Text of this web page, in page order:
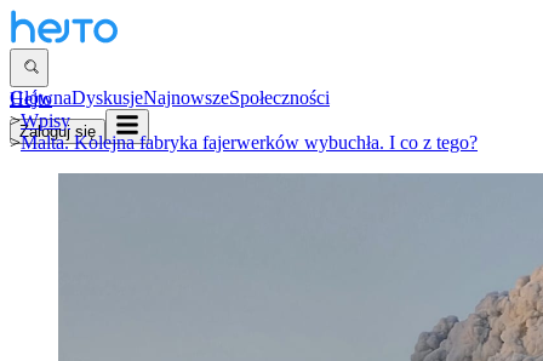
GłównaDyskusjeNajnowszeSpołeczności
Zaloguj się
Hejto
>Wpisy
>Malta. Kolejna fabryka fajerwerków wybuchła. I co z tego?